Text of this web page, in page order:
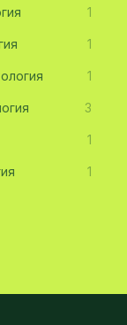
1
1
1
3
1
1